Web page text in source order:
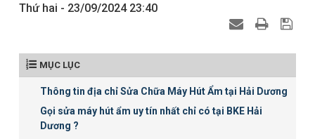
Thứ hai - 23/09/2024 23:40
MỤC LỤC
Thông tin địa chỉ Sửa Chữa Máy Hút Ẩm tại Hải Dương
Gọi sửa máy hút ẩm uy tín nhất chỉ có tại BKE Hải
Dương ?